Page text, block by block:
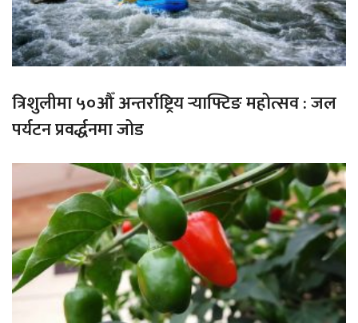
त्रिशुलीमा ५०औँ अन्तर्राष्ट्रिय र्‍याफ्टिङ महोत्सव : जल
पर्यटन प्रवर्द्धनमा जोड